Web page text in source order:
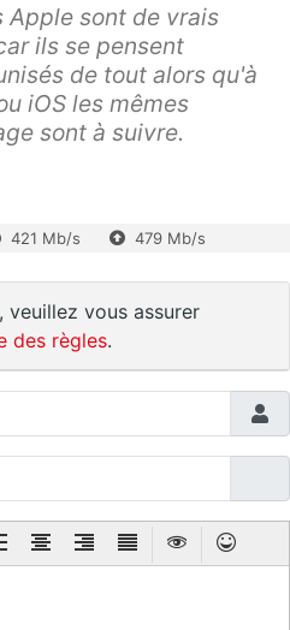
Apple sont de vrais
ils se pensent
de tout alors qu'à
iOS les mêmes
sont à suivre.
421 Mb/s 479 Mb/s
veuillez vous assurer
des règles.